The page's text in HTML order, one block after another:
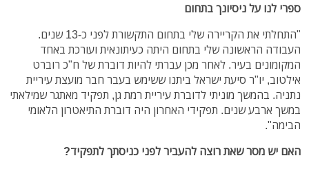
ספרי לנו על ניסיונך בתחום
"התחלתי את הקריירה שלי בתחום התקשורת לפני כ-13 שנים.
העבודה הראשונה שלי בתחום היתה כעיתונאית ועורכת באחד
המקומונים בעיר. לאחר מכן עברתי להיות דוברת של ח"כ רוברט
אילטוב, יו"ר סיעת ישראל ביתנו ששימש בעבר חבר מועצת עיריית
נתניה. בהמשך מוניתי לדוברת עיריית רמת גן, תפקיד מאתגר שמילאתי
במשך ארבע שנים. תפקידי האחרון היה דוברת התיאטרון הלאומי
הבימה".
האם יש מסר שאת רוצה להעביר לפני כניסתך לתפקיד?